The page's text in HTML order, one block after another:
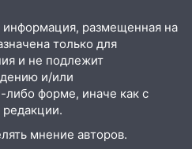
холодную воду
двоих участников
при ЦГКБ
на 7 и 8 лет
сбили над
и Саратовской
размещенная на
только для
и не подлежит
и/или
либо форме, иначе как с
мнение авторов.